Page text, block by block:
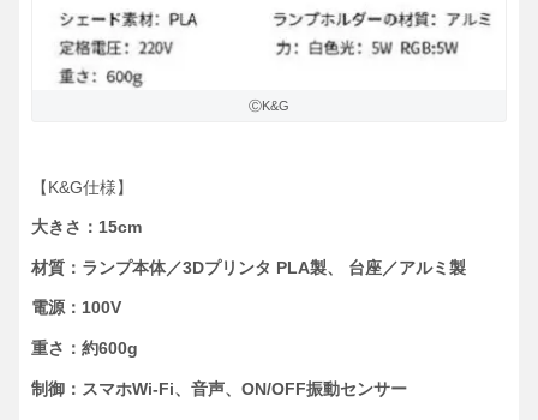
ⒸK&G
【K&G仕様】
大きさ：15cm
材質：ランプ本体／3Dプリンタ PLA製、 台座／アルミ製
電源：100V
重さ：約600g
制御：スマホWi-Fi、音声、ON/OFF振動センサー